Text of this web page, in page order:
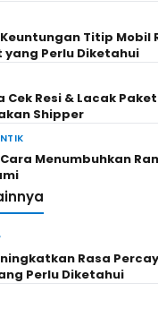
Titip Mobil
yang Perlu Diketahui
Cek Resi & Lacak
Shipper
Menumbuhkan
Rasa
Perlu Diketahui